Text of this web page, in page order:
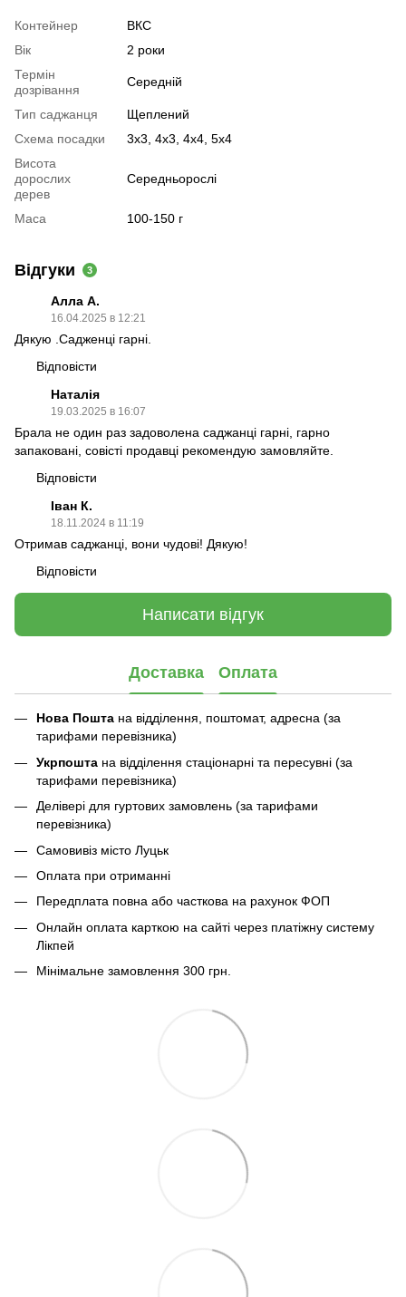
Контейнер
ВКС
Вік
2 роки
Термін
дозрівання
Середній
Тип саджанця
Щеплений
Схема посадки
3х3, 4х3, 4х4, 5х4
Висота
дорослих
дерев
Середньорослі
Маса 100-150 г
Відгуки 3
Алла А.
16.04.2025 в 12:21
Дякую .Садженці гарні.
Відповісти
Наталія
19.03.2025 в 16:07
Брала не один раз задоволена саджанці гарні, гарно
запаковані, совісті продавці рекомендую замовляйте.
Відповісти
Іван К.
18.11.2024 в 11:19
Отримав саджанці, вони чудові! Дякую!
Відповісти
Написати відгук
Доставка Оплата
Нова Пошта на відділення, поштомат, адресна (за
тарифами перевізника)
Укрпошта на відділення стаціонарні та пересувні (за
тарифами перевізника)
Делівері для гуртових замовлень (за тарифами
перевізника)
Самовивіз місто Луцьк
Оплата при отриманні
Передплата повна або часткова на рахунок ФОП
Онлайн оплата карткою на сайті через платіжну систему
Лікпей
Мінімальне замовлення 300 грн.